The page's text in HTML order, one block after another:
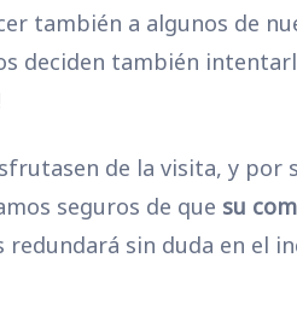
también a algunos de
deciden también
de la visita, y
seguros de que su
redundará sin duda en el